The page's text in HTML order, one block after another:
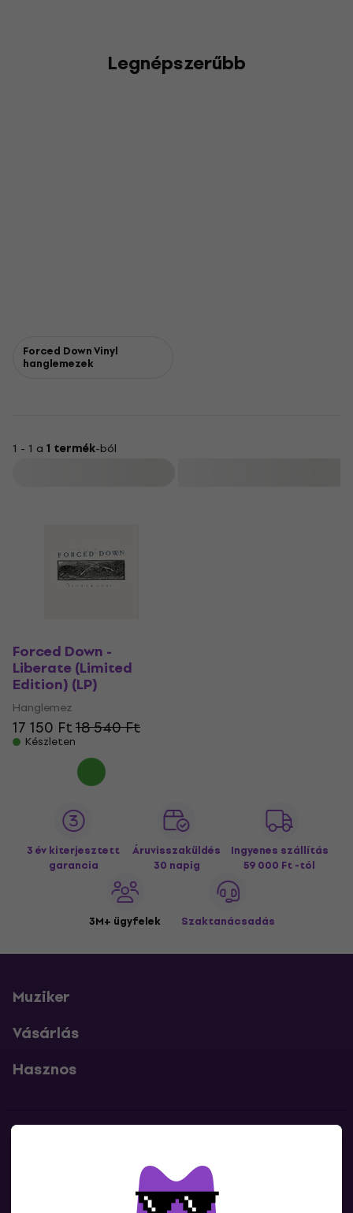
Legnépszerűbb
Forced Down Vinyl
hanglemezek
1 - 1 a 1 termék-ból
Forced Down -
Liberate (Limited
Edition) (LP)
Hanglemez
17 150 Ft18 540 Ft
Készleten
3 év kiterjesztett
garancia
Áruvisszaküldés
30 napig
Ingyenes szállítás
59 000 Ft -tól
3M+ ügyfelek Szaktanácsadás
Muziker
Vásárlás
Hasznos
Lépj kapcsolatba velünk